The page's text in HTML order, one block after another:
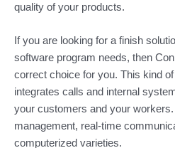
quality of your products.
If you are looking for a finish
software program needs, then
correct choice for you. This kind
integrates calls and internal
your customers and your
management, real-time
computerized varieties.